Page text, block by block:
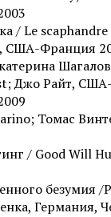
/ Le
США-Франция
Джо Райт,
Томас
/ Good Will
безумия /
Германия,